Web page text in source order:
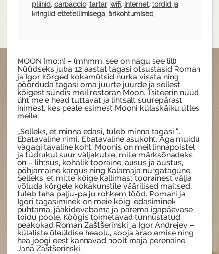
pliinid, carpaccio, tartar, wifi, internet, tordid ja
kringlid ettetellimisega, ärikohtumised,
MOON [mo:n] – (mhmm, see on nagu see lill)
Nüüdseks juba 12 aastat tagasi otsustasid Roman
ja Igor kõrged kokamütsid nurka visata ning
pöörduda tagasi oma juurte juurde ja sellest
kõigest sündis meil restoran Moon. Tsiteerin nüüd
üht meie head tuttavat ja lihtsalt suurepärast
inimest, kes peale esimest Mooni külaskäiku ütles
meile:
„Selleks, et minna edasi, tuleb minna tagasi!“.
Ebatavaline nimi. Ebatavaline asukoht. Aga muidu
vägagi tavaline koht. Moonis on meil linnapoistel
ja tüdrukul suur väljakutse, mille märksõnadeks
on – lihtsus, kohalik tooraine, ausus ja austus,
põhjamaine kargus ning Kalamaja nurgatagune.
Selleks, et mitte kõige kallimast toorainest välja
võluda kõrgele kokakunstile väärilised maitsed,
tuleb teha palju-palju rohkem tööd. Romani ja
Igori tagasiminek on meie kõigi edasiminek
puhtama, jääkidevabama ja parema igapäevase
toidu poole. Köögis toimetavad tunnustatud
peakokad Roman Zaštšerinski ja Igor Andrejev –
külaliste üleüldise heaolu, sooja äraolemise ning
hea joogi eest kannavad hoolt maja perenaine
Jana Zaštšerinski.